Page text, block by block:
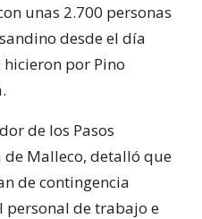
unas 2.700 personas
desde el día
por Pino
de los Pasos
de Malleco, detalló que
de contingencia
personal de trabajo e